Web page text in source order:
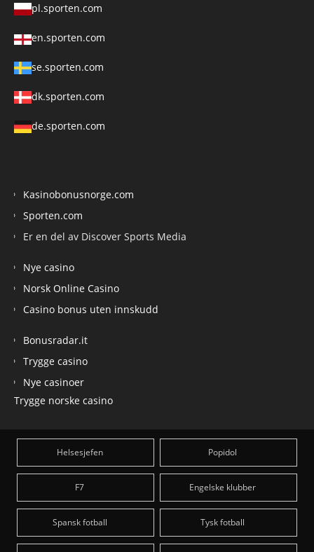
pl.sporten.com
en.sporten.com
se.sporten.com
dk.sporten.com
de.sporten.com
Kasinobonusnorge.com
Sporten.com
Er en del av Discover Sports Media
Nye casino
Norsk Online Casino
Casino bonus uten innskudd
Bonusradar.it
Trygge casino
Nye casinoer
Trygge norske casino
Helsesjefen Popidol
F7 Engelske klubber
Spansk fotball Tysk fotball